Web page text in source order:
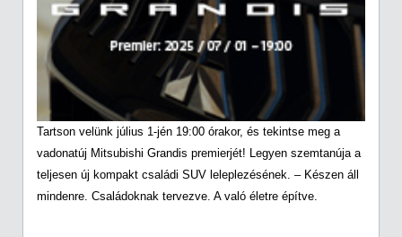
Tartson velünk július 1-jén 19:00 órakor, és tekintse meg a
vadonatúj Mitsubishi Grandis premierjét! Legyen szemtanúja a
teljesen új kompakt családi SUV leleplezésének. – Készen áll
mindenre. Családoknak tervezve. A való életre építve.